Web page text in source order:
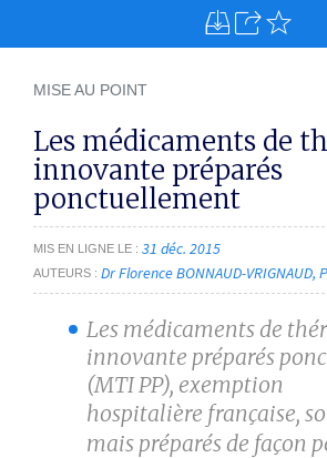
MISE AU POINT
Les médicaments de
innovante préparés
ponctuellement
MIS EN LIGNE LE 31 déc. 2015
AUTEURS Dr Florence BONNAUD-VRIGNAUD
Les médicaments de
innovante préparés
(MTI PP), exemption
hospitalière française,
mais préparés de façon